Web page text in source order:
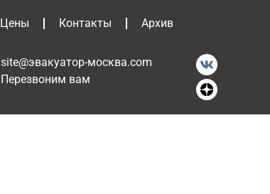
Цены Контакты Архив
site@эвакуатор-москва.com
Перезвоним вам